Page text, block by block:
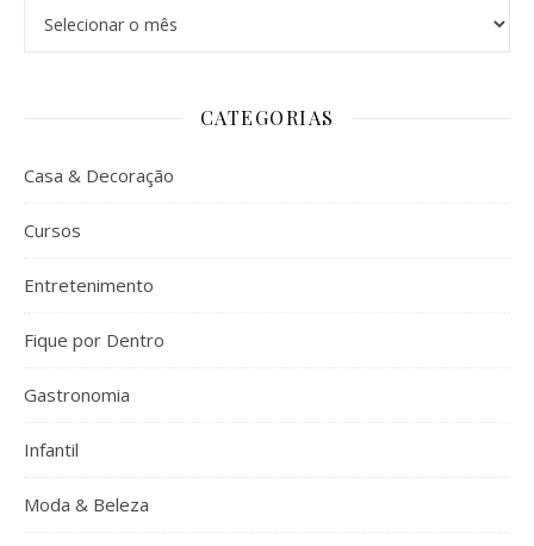
CATEGORIAS
Casa & Decoração
Cursos
Entretenimento
Fique por Dentro
Gastronomia
Infantil
Moda & Beleza